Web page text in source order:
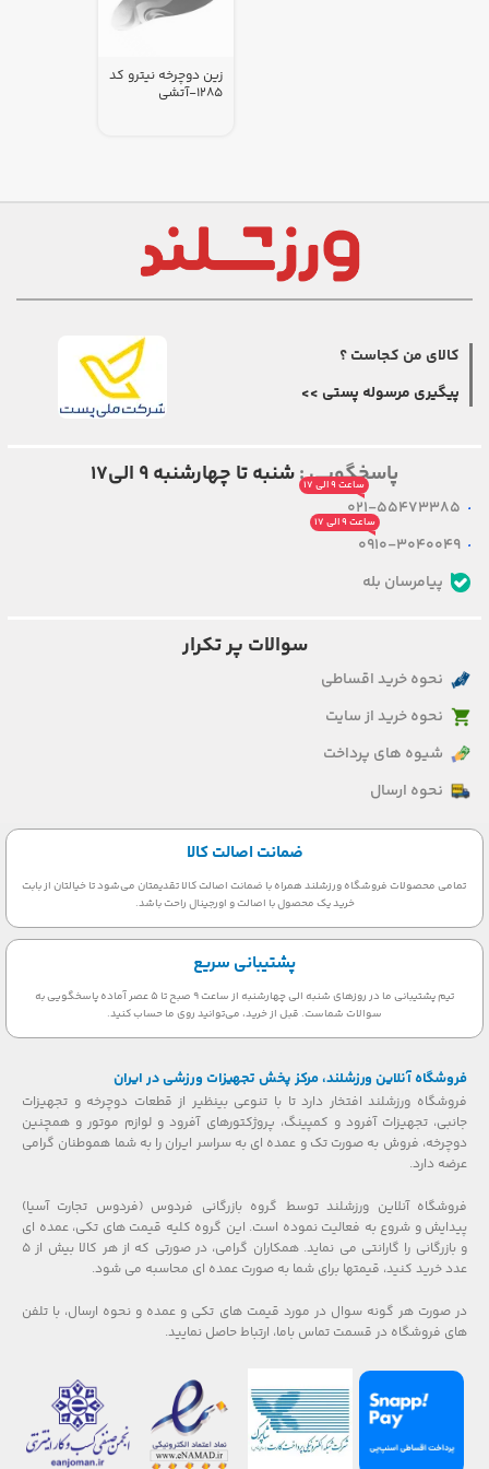
زین دوچرخه نیترو کد
1285-آتشی
کالای من کجاست ؟
پیگیری مرسوله پستی >>
پاسخگویی :شنبه تا چهارشنبه ۹ الی۱۷
021-55473385
ساعت ۹ الی ۱۷
0910-3040049
ساعت ۹ الی ۱۷
پیامرسان بله
سوالات پر تکرار
نحوه خرید اقساطی
نحوه خرید از سایت
شیوه های پرداخت
نحوه ارسال
ضمانت اصالت کالا
تمامی محصولات فروشگاه ورزشلند همراه با ضمانت اصالت کالا تقدیمتان می‌شود تا خیالتان از بابت
خرید یک محصول با اصالت و اورجینال راحت باشد.
پشتیبانی سریع
تیم پشتیبانی ما در روزهای شنبه الی چهارشنبه از ساعت 9 صبح تا 5 عصر آماده پاسخگویی به
سوالات شماست. قبل از خرید، می‌توانید روی ما حساب کنید.
فروشگاه آنلاین ورزشلند، مرکز پخش تجهیزات ورزشی در ایران
فروشگاه ورزشلند افتخار دارد تا با تنوعی بینظیر از قطعات دوچرخه و تجهیزات
جانبی، تجهیزات آفرود و کمپینگ، پروژکتورهای آفرود و لوازم موتور و همچنین
دوچرخه، فروش به صورت تک و عمده ای به سراسر ایران را به شما هموطنان گرامی
عرضه دارد.
فروشگاه آنلاین ورزشلند توسط گروه بازرگانی فردوس (فردوس تجارت آسیا)
پیدایش و شروع به فعالیت نموده است. این گروه کلیه قیمت های تکی، عمده ای
و بازرگانی را گارانتی می نماید. همکاران گرامی، در صورتی که از هر کالا بیش از ۵
عدد خرید کنید، قیمتها برای شما به صورت عمده ای محاسبه می شود.
در صورت هر گونه سوال در مورد قیمت های تکی و عمده و نحوه ارسال، با تلفن
های فروشگاه در قسمت تماس باما، ارتباط حاصل نمایید.